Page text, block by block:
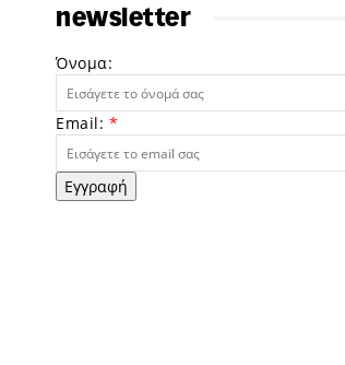
newsletter
Όνομα:
Email: *
Εγγραφή